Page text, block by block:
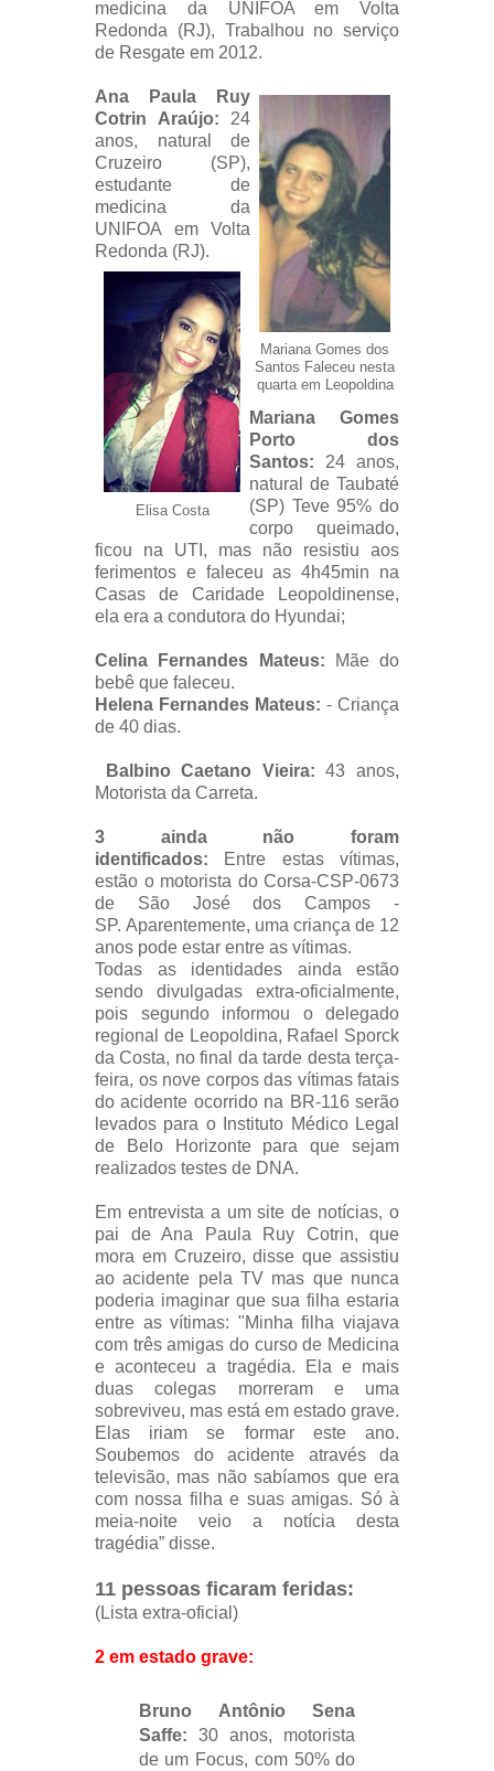
medicina da UNIFOA em Volta
Redonda (RJ), Trabalhou no serviço
de Resgate em 2012.
Mariana Gomes dos
Santos Faleceu nesta
quarta em Leopoldina
Ana Paula Ruy
Cotrin Araújo: 24
anos, natural de
Cruzeiro (SP),
estudante de
medicina da
UNIFOA em Volta
Redonda (RJ).
Elisa Costa
Mariana Gomes
Porto dos
Santos: 24 anos,
natural de Taubaté
(SP) Teve 95% do
corpo queimado,
ficou na UTI, mas não resistiu aos
ferimentos e faleceu as 4h45min na
Casas de Caridade Leopoldinense,
ela era a condutora do Hyundai;
Celina Fernandes Mateus: Mãe do
bebê que faleceu.
Helena Fernandes Mateus: - Criança
de 40 dias.
Balbino Caetano Vieira:
43 anos,
Motorista da Carreta.
3 ainda não foram
identificados: Entre estas vítimas,
estão o motorista do Corsa-CSP-0673
de São José dos Campos -
SP. Aparentemente, uma criança de 12
anos pode estar entre as vítimas.
Todas as identidades ainda estão
sendo divulgadas extra-oficialmente,
pois segundo informou o delegado
regional de Leopoldina, Rafael Sporck
da Costa, no final da tarde desta terça-
feira, os nove corpos das vítimas fatais
do acidente ocorrido na BR-116 serão
levados para o Instituto Médico Legal
de Belo Horizonte para que sejam
realizados testes de DNA.
Em entrevista a um site de notícias, o
pai de Ana Paula Ruy Cotrin, que
mora em Cruzeiro, disse que assistiu
ao acidente pela TV mas que nunca
poderia imaginar que sua filha estaria
entre as vítimas: "Minha filha viajava
com três amigas do curso de Medicina
e aconteceu a tragédia. Ela e mais
duas colegas morreram e uma
sobreviveu, mas está em estado grave.
Elas iriam se formar este ano.
Soubemos do acidente através da
televisão, mas não sabíamos que era
com nossa filha e suas amigas. Só à
meia-noite veio a notícia desta
tragédia” disse.
11 pessoas ficaram feridas:
(Lista extra-oficial)
2 em estado grave:
Bruno Antônio Sena
Saffe: 30 anos, motorista
de um Focus, com 50% do